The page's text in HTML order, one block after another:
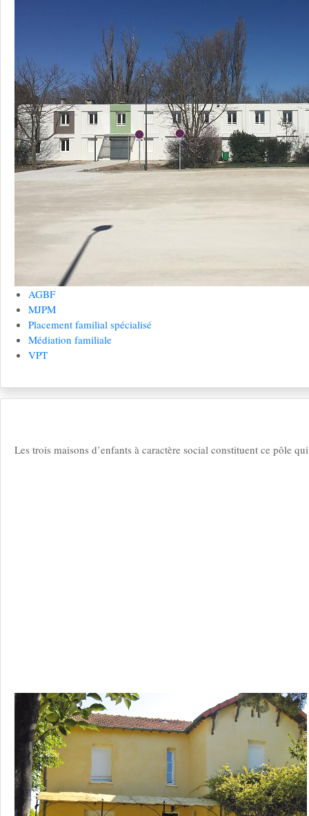
AGBF
MJPM
Placement familial spécialisé
Médiation familiale
VPT
Les trois maisons d’enfants à caractère social constituent ce pôle